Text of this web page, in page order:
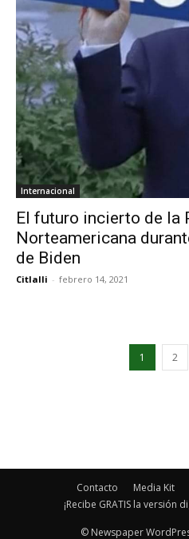
Internacional
El futuro incierto de la
Norteamericana
de Biden
Citlalli - febrero 14, 2021
1 2
Contacto Media Kit
¡Recibe GRATIS la versión
© Newspaper